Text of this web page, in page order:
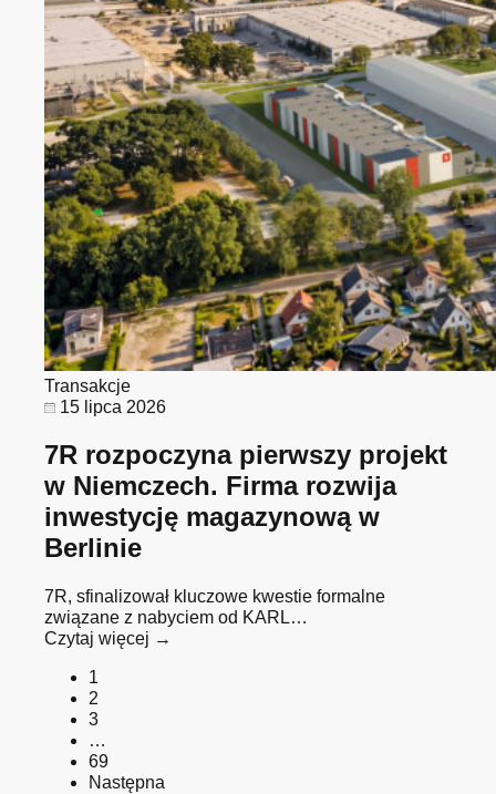
Transakcje
15 lipca 2026
7R rozpoczyna pierwszy projekt
w Niemczech. Firma rozwija
inwestycję magazynową w
Berlinie
7R, sfinalizował kluczowe kwestie formalne
związane z nabyciem od KARL…
Czytaj więcej →
1
2
3
…
69
Następna